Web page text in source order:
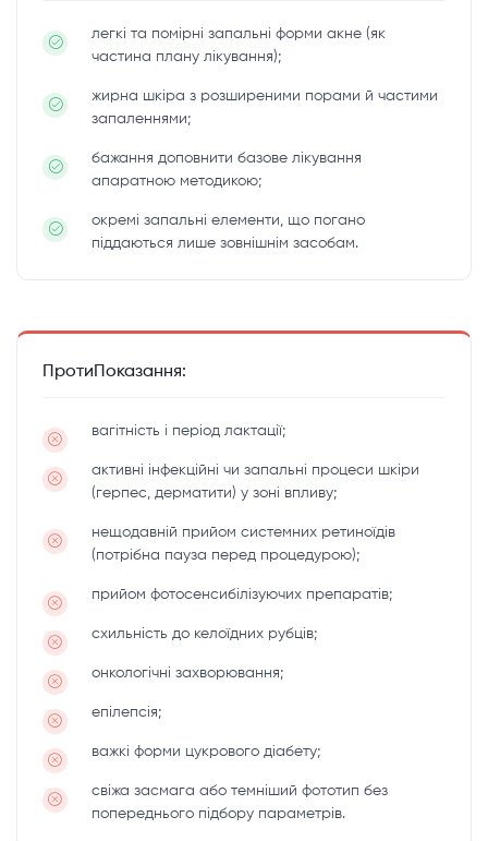
легкі та помірні запальні форми акне (як
частина плану лікування);
жирна шкіра з розширеними порами й частими
запаленнями;
бажання доповнити базове лікування
апаратною методикою;
окремі запальні елементи, що погано
піддаються лише зовнішнім засобам.
ПротиПоказання:
вагітність і період лактації;
активні інфекційні чи запальні процеси шкіри
(герпес, дерматити) у зоні впливу;
нещодавній прийом системних ретиноїдів
(потрібна пауза перед процедурою);
прийом фотосенсибілізуючих препаратів;
схильність до келоїдних рубців;
онкологічні захворювання;
епілепсія;
важкі форми цукрового діабету;
свіжа засмага або темніший фототип без
попереднього підбору параметрів.